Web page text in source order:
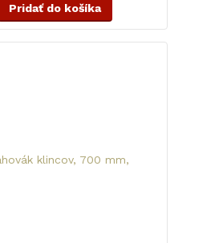
Pridať do košíka